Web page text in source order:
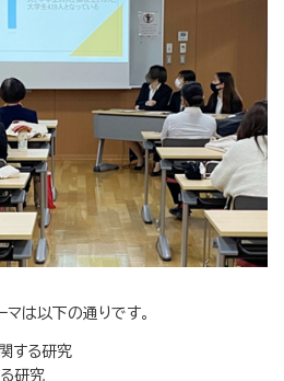
は以下の通りです。
する研究
研究